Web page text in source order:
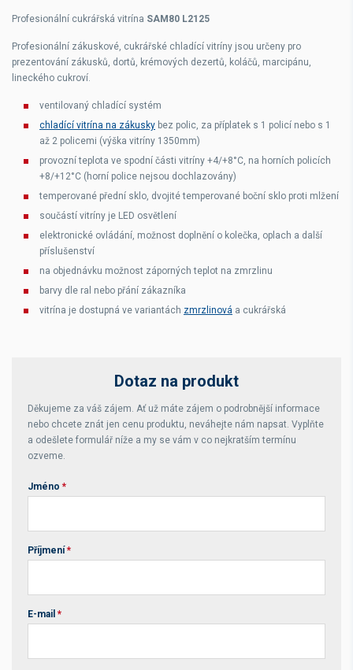
Profesionální cukrářská vitrína SAM80 L2125
Profesionální zákuskové, cukrářské chladící vitríny jsou určeny pro
prezentování zákusků, dortů, krémových dezertů, koláčů, marcipánu,
lineckého cukroví.
ventilovaný chladící systém
chladící vitrína na zákusky bez polic, za příplatek s 1 policí nebo s 1
až 2 policemi (výška vitríny 1350mm)
provozní teplota ve spodní části vitríny +4/+8°C, na horních policích
+8/+12°C (horní police nejsou dochlazovány)
temperované přední sklo, dvojité temperované boční sklo proti mlžení
součástí vitríny je LED osvětlení
elektronické ovládání, možnost doplnění o kolečka, oplach a další
příslušenství
na objednávku možnost záporných teplot na zmrzlinu
barvy dle ral nebo přání zákazníka
vitrína je dostupná ve variantách zmrzlinová a cukrářská
Dotaz na produkt
Děkujeme za váš zájem. Ať už máte zájem o podrobnější informace
nebo chcete znát jen cenu produktu, neváhejte nám napsat. Vyplňte
a odešlete formulář níže a my se vám v co nejkratším termínu
ozveme.
Jméno *
Příjmení *
E-mail *